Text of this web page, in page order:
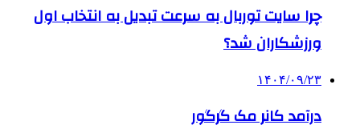
چرا سایت توربال به ‌سرعت تبدیل به انتخاب اول
ورزشکاران شد؟
۱۴۰۴/۰۹/۲۳
درآمد کانر مک گرگور